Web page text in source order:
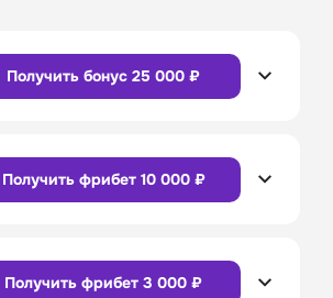
Получить бонус 25 000 ₽
Сайт Приложение
Получить фрибет 10 000 ₽
Получить фрибет 3 000 ₽